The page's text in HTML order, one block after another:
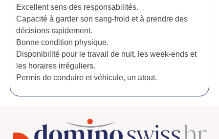
Excellent sens des responsabilités.
Capacité à garder son sang-froid et à prendre des
décisions rapidement.
Bonne condition physique.
Disponibilité pour le travail de nuit, les week-ends et
les horaires irréguliers.
Permis de conduire et véhicule, un atout.